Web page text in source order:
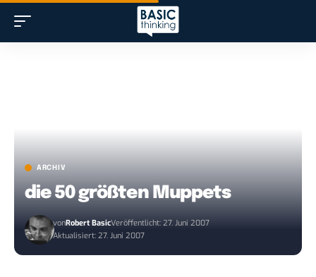
ARCHIV
die 50 größten Muppets
vonRobert BasicVeröffentlicht: 27. Juni 2007
Aktualisiert: 27. Juni 2007